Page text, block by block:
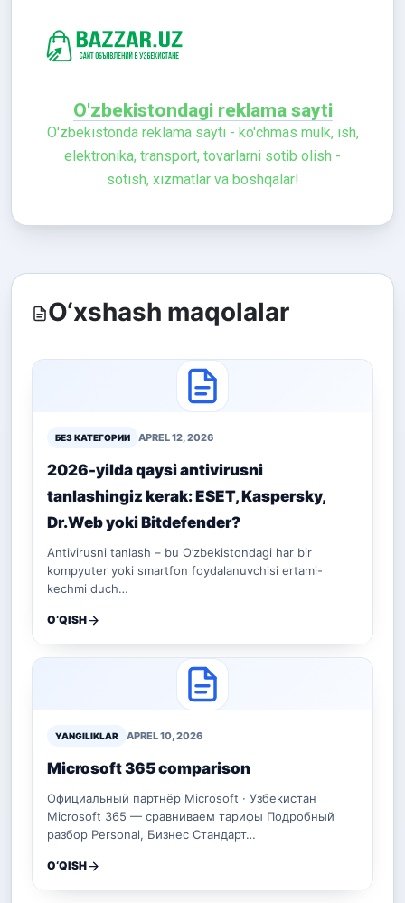
O'zbekistondagi reklama sayti
O'zbekistonda reklama sayti - ko'chmas mulk, ish,
elektronika, transport, tovarlarni sotib olish -
sotish, xizmatlar va boshqalar!
O‘xshash maqolalar
БЕЗ КАТЕГОРИИ APREL 12, 2026
2026-yilda qaysi antivirusni
tanlashingiz kerak: ESET, Kaspersky,
Dr.Web yoki Bitdefender?
Antivirusni tanlash – bu O’zbekistondagi har bir
kompyuter yoki smartfon foydalanuvchisi ertami-
kechmi duch…
O‘QISH
YANGILIKLAR APREL 10, 2026
Microsoft 365 comparison
Официальный партнёр Microsoft · Узбекистан
Microsoft 365 — сравниваем тарифы Подробный
разбор Personal, Бизнес Стандарт…
O‘QISH